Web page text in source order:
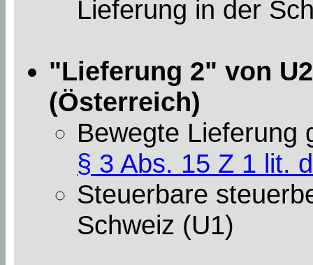
Lieferung in der
"Lieferung 2" von
(Österreich)
Bewegte Lieferung
§ 3 Abs. 15 Z 1 lit. d
Steuerbare
Schweiz (U1)